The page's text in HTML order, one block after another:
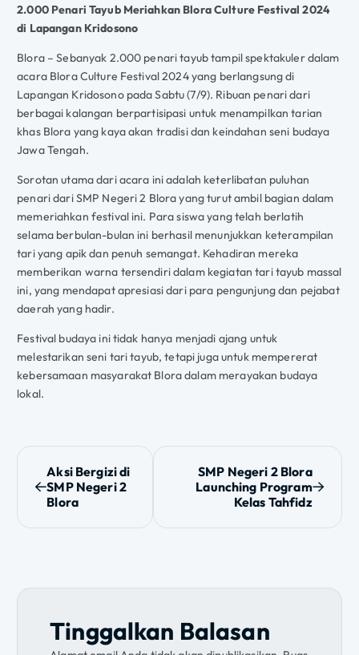
2.000 Penari Tayub Meriahkan Blora Culture Festival 2024
di Lapangan Kridosono
Blora – Sebanyak 2.000 penari tayub tampil spektakuler dalam
acara Blora Culture Festival 2024 yang berlangsung di
Lapangan Kridosono pada Sabtu (7/9). Ribuan penari dari
berbagai kalangan berpartisipasi untuk menampilkan tarian
khas Blora yang kaya akan tradisi dan keindahan seni budaya
Jawa Tengah.
Sorotan utama dari acara ini adalah keterlibatan puluhan
penari dari SMP Negeri 2 Blora yang turut ambil bagian dalam
memeriahkan festival ini. Para siswa yang telah berlatih
selama berbulan-bulan ini berhasil menunjukkan keterampilan
tari yang apik dan penuh semangat. Kehadiran mereka
memberikan warna tersendiri dalam kegiatan tari tayub massal
ini, yang mendapat apresiasi dari para pengunjung dan pejabat
daerah yang hadir.
Festival budaya ini tidak hanya menjadi ajang untuk
melestarikan seni tari tayub, tetapi juga untuk mempererat
kebersamaan masyarakat Blora dalam merayakan budaya
lokal.
N
g
Aksi Bergizi di
SMP Negeri 2
Blora
SMP Negeri 2 Blora
Launching Program
Kelas Tahfidz
Tinggalkan Balasan